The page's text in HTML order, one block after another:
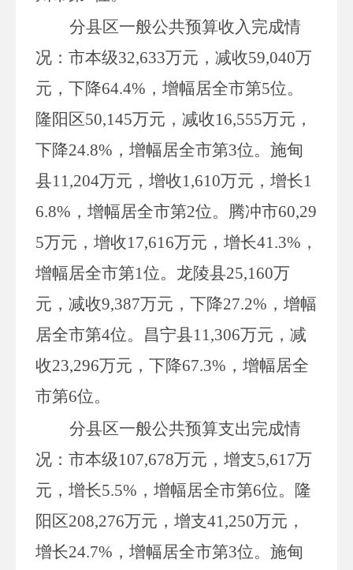
分县区一般公共预算收入完成情
况：市本级32,633万元，减收59,040万
元，下降64.4% ，增幅居全市第5位。
隆阳区50,145万元，减收16,555万元，
下降24.8% ，增幅居全市第3位。施甸
县11,204万元，增收1,610万元，增长1
6.8% ，增幅居全市第2位。腾冲市60,29
5万元，增收17,616万元，增长41.3% ，
增幅居全市第1位。龙陵县25,160万
元，减收9,387万元，下降27.2% ，增幅
居全市第4位。昌宁县11,306万元，减
收23,296万元，下降67.3% ，增幅居全
市第6位。
分县区一般公共预算支出完成情
况：市本级107,678万元，增支5,617万
元，增长5.5% ，增幅居全市第6位。隆
阳区208,276万元，增支41,250万元，
增长24.7% ，增幅居全市第3位。施甸